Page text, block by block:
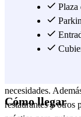
iluminación
cada usuario
aquellos que
Gallieni -
necesidades.
restaurantes y otros
Plaza
Cómo llegar